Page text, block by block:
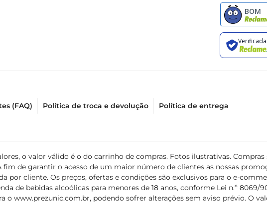
(FAQ) Política de troca e devolução Política de entrega
o valor válido é o do carrinho de compras. Fotos ilustrativas.
fim de garantir o acesso de um maior número de clientes as nossas
por cliente. Os preços, ofertas e condições são exclusivos para o e-
de bebidas alcoólicas para menores de 18 anos, conforme Lei n.º 8069/
o www.prezunic.com.br, podendo sofrer alterações sem aviso prévio. O